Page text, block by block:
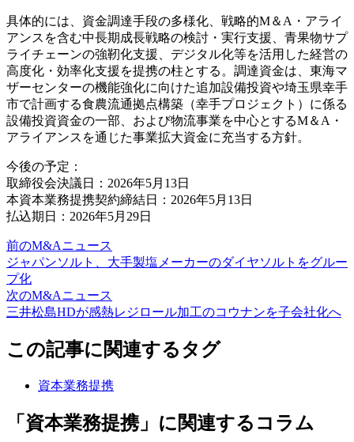
具体的には、資金調達手段の多様化、戦略的M＆A・アライ
アンスを含む中長期成長戦略の検討・実行支援、青果物サプ
ライチェーンの強靭化支援、デジタル化等を活用した経営の
高度化・効率化支援を提携の柱とする。調達資金は、東海マ
ザーセンターの機能強化に向けた追加設備投資や埼玉県幸手
市で計画する食農流通拠点構築（幸手プロジェクト）に係る
設備投資資金の一部、および物流事業を中心とするM＆A・
アライアンスを通じた事業拡大資金に充当する方針。
今後の予定：
取締役会決議日：2026年5月13日
本資本業務提携契約締結日：2026年5月13日
払込期日：2026年5月29日
前のM&Aニュース
ジャパンソルト、大手製塩メーカーのダイヤソルトをグルー
プ化
次のM&Aニュース
三井松島HDが感熱レジロール加工のコウナンを子会社化へ
この記事に関連するタグ
資本業務提携
「資本業務提携」に関連するコラム